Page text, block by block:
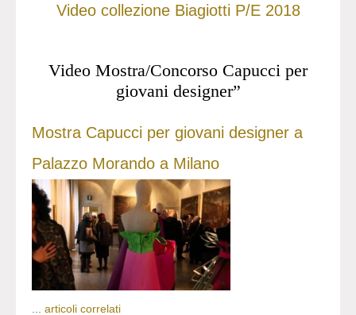
Video collezione Biagiotti P/E 2018
Video Mostra/Concorso Capucci per
giovani designer”
Mostra Capucci per giovani designer a
Palazzo Morando a Milano
... articoli correlati